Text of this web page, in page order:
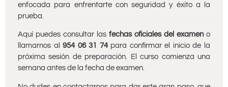
enfocada para enfrentarte con seguridad y éxito a la
prueba.
Aquí puedes consultar las fechas oficiales del exameno
llamarnos al954 06 31 74para confirmar el inicio de la
próxima sesión de preparación. El curso comienza una
semana antes de la fecha de examen.